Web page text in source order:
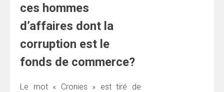
ces hommes
d’affaires dont la
corruption est le
fonds de commerce?
Le mot « Cronies » est tiré de